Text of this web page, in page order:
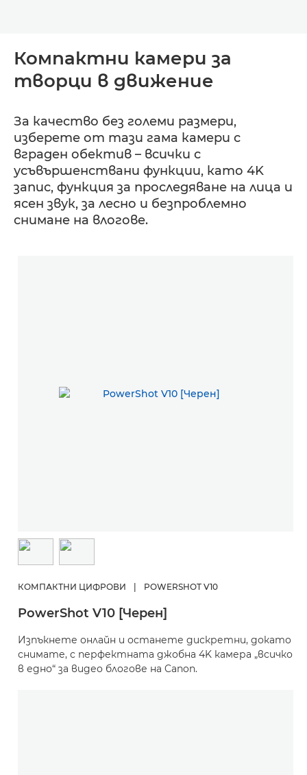
Компактни камери за
творци в движение
За качество без големи размери,
изберете от тази гама камери с
вграден обектив – всички с
усъвършенствани функции, като 4K
запис, функция за проследяване на лица и
ясен звук, за лесно и безпроблемно
снимане на влогове.
КОМПАКТНИ ЦИФРОВИ POWERSHOT V10
PowerShot V10 [Черен]
Изпъкнете онлайн и останете дискретни, докато
снимате, с перфектната джобна 4K камера „всичко
в едно“ за видео блогове на Canon.